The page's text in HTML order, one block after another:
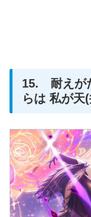
15. 耐えが
らは 私が天